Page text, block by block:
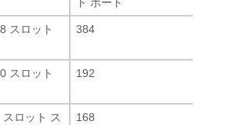
スロット
384
スロット
192
ロット ス
168